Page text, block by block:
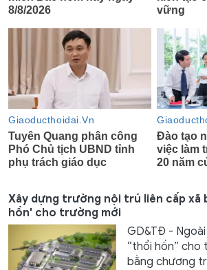
Xây dựng trường nội trú liên cấp xã
hồn' cho trường mới
GD&TĐ -
“thổi hồn”
bằng chương